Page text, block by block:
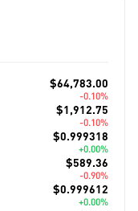
$64,783.00
-0.10%
$1,912.75
-0.10%
$0.999318
+0.00%
$589.36
-0.90%
$0.999612
+0.00%